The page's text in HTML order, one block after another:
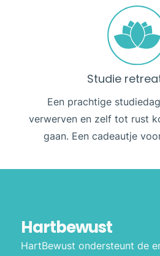
Studie
Een prachtige
verwerven en zelf tot rust
gaan. Een cadeautje
Hartbewust
HartBewust ondersteunt de